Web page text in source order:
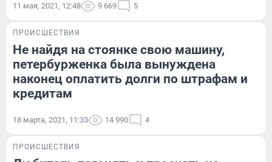
11 мая, 2021, 12:48 9 669 5
ПРОИСШЕСТВИЯ
Не найдя на стоянке свою машину,
петербурженка была вынуждена
наконец оплатить долги по штрафам и
кредитам
18 марта, 2021, 11:33 14 990 4
ПРОИСШЕСТВИЯ